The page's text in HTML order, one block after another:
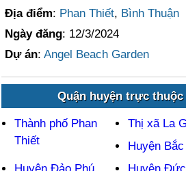
Địa điểm: Phan Thiết, Bình Thuận
Ngày đăng: 12/3/2024
Dự án:Angel Beach Garden
Quận huyện trực thuộc
Thành phố Phan
Thiết
Thị xã La
Huyện
Huyện Đảo Phú
Huyện